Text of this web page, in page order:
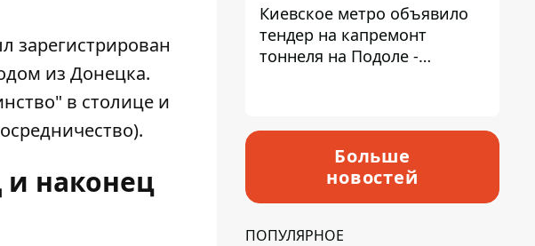
зарегистрирован
из Донецка.
в столице и
и наконец
Киевское метро объявило
тендер на капремонт
тоннеля на Подоле -
Больше
новостей
ПОПУЛЯРНОЕ